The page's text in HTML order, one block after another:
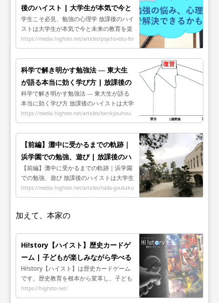
後のハイスト | 大学生が本気で今と
未来の教育を楽しむメディア
学生こそ必見、勉強の心理学 放課後のハイ
ストは大学生が本気で今と未来の教育を楽
しむメディアです。
https://media.highsto.net/articles/psycho-edu-for
-s
科学で解き明かす勉強法 ― 東大生
が語る本当に効く学び方 | 放課後の
ハイスト | 大学生が本気で今と未来
の教育を楽しむメディア
科学で解き明かす勉強法 ― 東大生が語る
本当に効く学び方 放課後のハイストは大学
生が本気で今と未来の教育を楽しむメディ
アです。
https://media.highsto.net/articles/benkyouhou-
zenpen
【前編】灘中に受かるまでの軌跡｜
浜学園での勉強、遊び | 放課後のハ
イスト | 大学生が本気で今と未来の
教育を楽しむメディア
【前編】灘中に受かるまでの軌跡｜浜学園
での勉強、遊び 放課後のハイストは大学生
が本気で今と未来の教育を楽しむメディア
です。
https://media.highsto.net/articles/nada-goukaku
made-zenpen
加えて、本家の
Hi!story【ハイスト】歴史カードゲ
ーム | 子どもが楽しみながら学べる
教育系TCG
Hi!story【ハイスト】は歴史カードゲーム
です。歴史教育を根本から変革し、子ども
たちが楽しみながら学びを得られるよう、
生成AIによるイラストを使った新感覚のト
https://highsto.net/